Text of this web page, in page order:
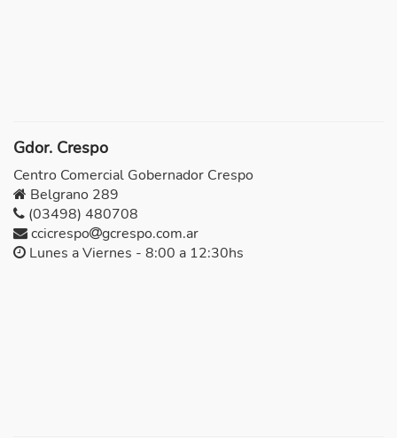
Gdor. Crespo
Centro Comercial Gobernador Crespo
Belgrano 289
(03498) 480708
ccicrespo
gcrespo.com.ar
Lunes a Viernes - 8:00 a 12:30hs